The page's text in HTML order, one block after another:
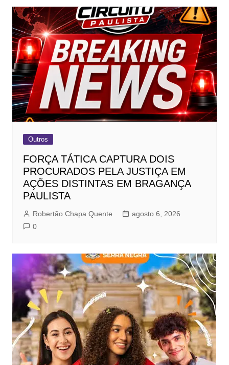
Outros
FORÇA TÁTICA CAPTURA DOIS
PROCURADOS PELA JUSTIÇA EM
AÇÕES DISTINTAS EM BRAGANÇA
PAULISTA
Robertão Chapa Quente
agosto 6, 2026
0